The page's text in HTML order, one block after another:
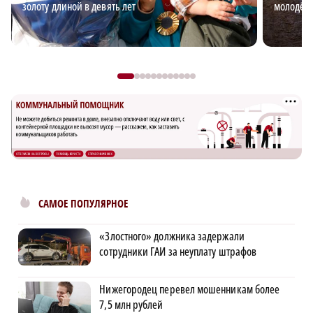
золоту длиной в девять лет
САМОЕ ПОПУЛЯРНОЕ
«Злостного» должника задержали
сотрудники ГАИ за неуплату штрафов
Нижегородец перевел мошенникам более
7,5 млн рублей